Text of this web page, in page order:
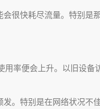
很快耗尽流量。特别是
率便会上升。以旧设备
。特别是在网络状况不